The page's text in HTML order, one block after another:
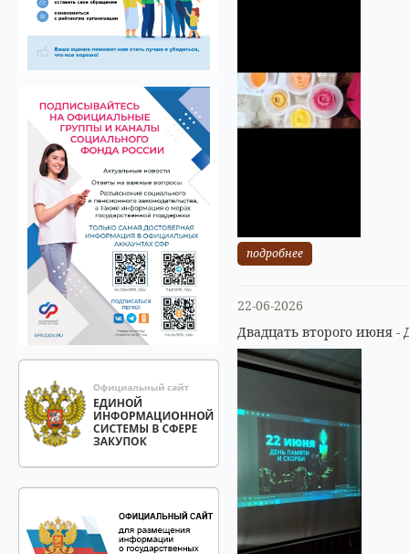
подробнее
22-06-2026
Двадцать второго июня -